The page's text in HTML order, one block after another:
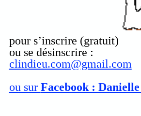
pour s’inscrire (gratuit)
ou se désinscrire :
clindieu.com@gmail.com
ou sur Facebook :